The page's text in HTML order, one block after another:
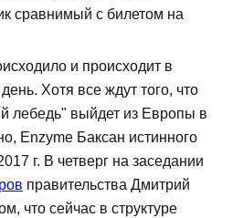
сравнимый с билетом на
и происходит в
Хотя все ждут того, что
лебедь" выйдет из Европы в
Enzyme Баксан истинного
г. В четверг на заседании
правительства Дмитрий
что сейчас в структуре